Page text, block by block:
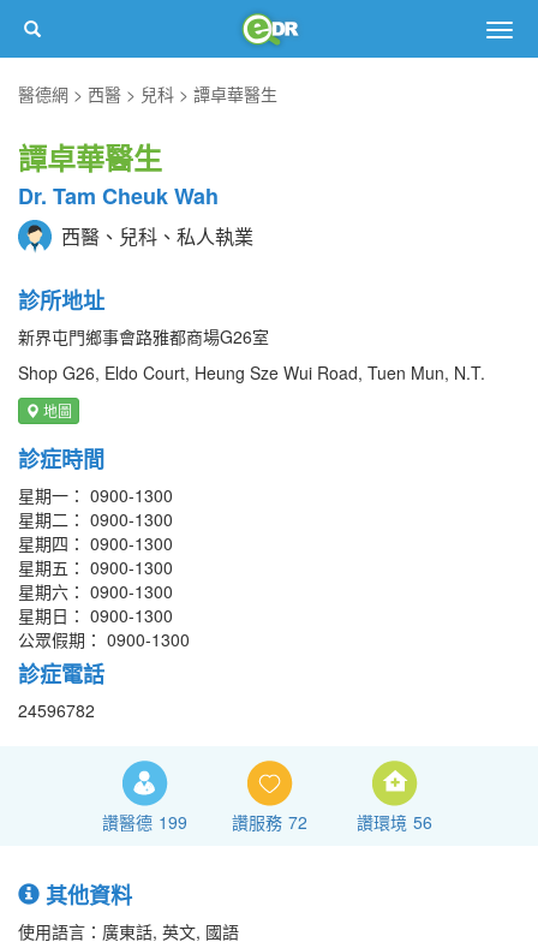
醫德網
西醫 兒科 譚卓華醫生
譚卓華醫生
Dr. Tam Cheuk Wah
西醫、兒科、私人執業
診所地址
新界屯門鄉事會路雅都商場G26室
Shop G26, Eldo Court, Heung Sze Wui Road, Tuen Mun, N.T.
地圖
診症時間
星期一： 0900-1300
星期二： 0900-1300
星期四： 0900-1300
星期五： 0900-1300
星期六： 0900-1300
星期日： 0900-1300
公眾假期： 0900-1300
診症電話
24596782
讚醫德 199 讚服務 72 讚環境 56
其他資料
使用語言：廣東話, 英文, 國語